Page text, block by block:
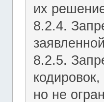
их
8.2.4.
8.2.5.
но не